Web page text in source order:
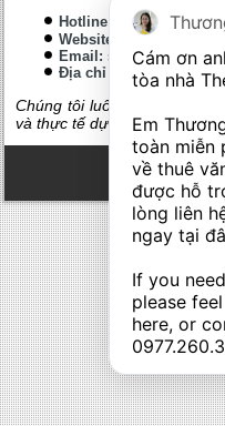
Hotline:
0916 388 883
Website:
https://
Email:
Địa chỉ dự án:Xã Nghĩa
Chúng tôi luôn sẵn sàng hỗ
và thực tế dự án 24/7.
Cám ơn
tòa nhà
Em
toàn miễn
về thuê
được hỗ
lòng liên
ngay tại
If you
please